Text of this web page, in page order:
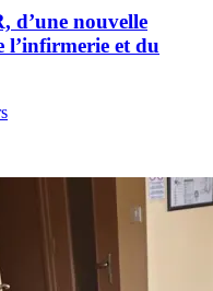
d’une nouvelle
l’infirmerie et du